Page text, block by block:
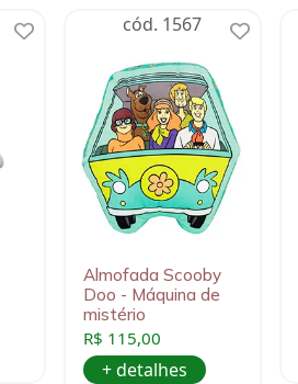
cód. 1567
Almofada Scooby
Doo - Máquina de
mistério
R$ 115,00
+ detalhes